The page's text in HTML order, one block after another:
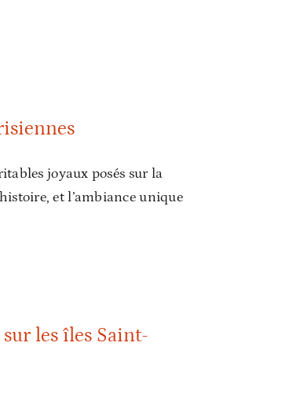
joyaux posés sur la
et l’ambiance unique
les îles Saint-